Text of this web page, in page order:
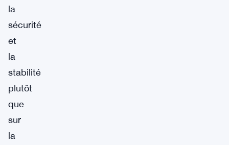
la
sécurité
et
la
stabilité
plutôt
que
sur
la